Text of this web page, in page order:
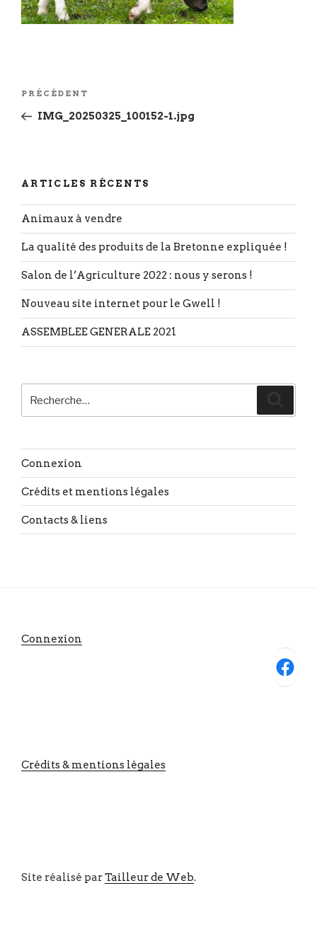
Navigation
l’article
Article
précédent
PRÉCÉDENT
IMG_20250325_100152-1.jpg
ARTICLES RÉCENTS
Animaux à vendre
La qualité des produits de la Bretonne expliquée !
Salon de l’Agriculture 2022 : nous y serons !
Nouveau site internet pour le Gwell !
ASSEMBLEE GENERALE 2021
pour
Connexion
Crédits et mentions légales
Contacts & liens
Connexion
Facebook
Crédits & mentions légales
Site réalisé parTailleur de Web.